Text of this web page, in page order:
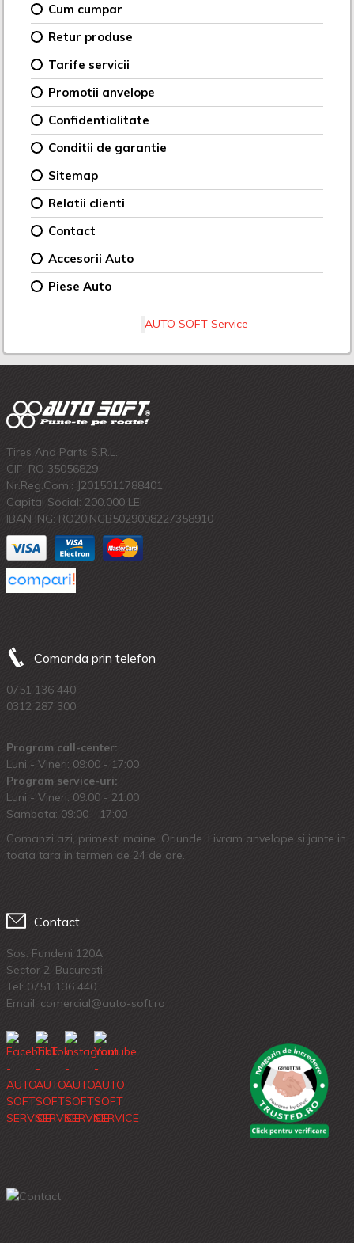
Cum cumpar
Retur produse
Tarife servicii
Promotii anvelope
Confidentialitate
Conditii de garantie
Sitemap
Relatii clienti
Contact
Accesorii Auto
Piese Auto
AUTO SOFT Service
Tires And Parts S.R.L.
CIF: RO 35056829
Nr.Reg.Com.: J2015011788401
Capital Social: 200.000 LEI
IBAN ING: RO20INGB5029008227358910
Comanda prin telefon
0751 136 440
0312 287 300
Program call-center:
Luni - Vineri: 09:00 - 17:00
Program service-uri:
Luni - Vineri: 09.00 - 21:00
Sambata: 09:00 - 17:00
Comanzi azi, primesti maine. Oriunde. Livram anvelope si jante in
toata tara in termen de 24 de ore.
Contact
Sos. Fundeni 120A
Sector 2, Bucuresti
Tel: 0751 136 440
Email: comercial@auto-soft.ro